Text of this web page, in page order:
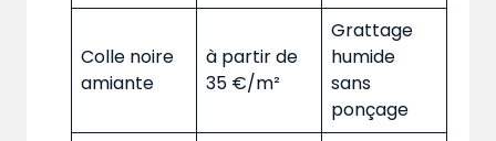
Colle noire
amiante
à partir de
35 €/m²
Grattage
humide
sans
ponçage